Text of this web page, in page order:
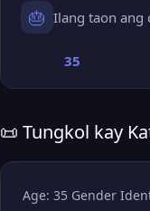
🎂 Ilang taon ang
35
📜 Tungkol kay
Age: 35 Gender